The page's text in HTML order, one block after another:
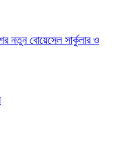
নতুন বোয়েসেল সার্কুলার ও